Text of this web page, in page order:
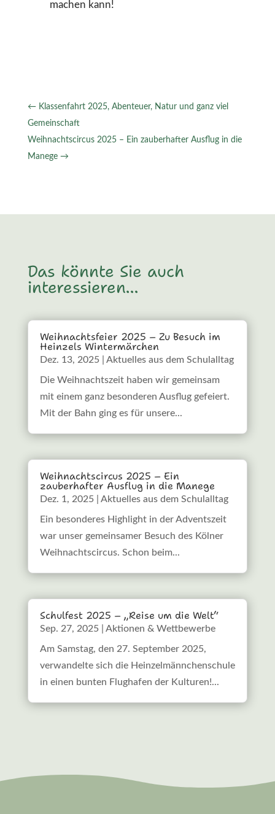
machen kann!
← Klassenfahrt 2025, Abenteuer, Natur und ganz viel
Gemeinschaft
Weihnachtscircus 2025 – Ein zauberhafter Ausflug in die
Manege→
Das könnte Sie auch
interessieren…
Weihnachtsfeier 2025 – Zu Besuch im
Heinzels Wintermärchen
Dez. 13, 2025| Aktuelles aus dem Schulalltag
Die Weihnachtszeit haben wir gemeinsam
mit einem ganz besonderen Ausflug gefeiert.
Mit der Bahn ging es für unsere...
Weihnachtscircus 2025 – Ein
zauberhafter Ausflug in die Manege
Dez. 1, 2025| Aktuelles aus dem Schulalltag
Ein besonderes Highlight in der Adventszeit
war unser gemeinsamer Besuch des Kölner
Weihnachtscircus. Schon beim...
Schulfest 2025 – „Reise um die Welt“
Sep. 27, 2025| Aktionen & Wettbewerbe
Am Samstag, den 27. September 2025,
verwandelte sich die Heinzelmännchenschule
in einen bunten Flughafen der Kulturen!...